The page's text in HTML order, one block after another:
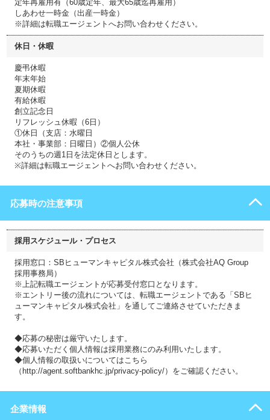
定年再雇用有（60歳定年、最大65歳迄再雇用）
しあわせ一時金（出産一時金）
※詳細は転職エージェントへお問い合わせください。
休日・休暇
慶弔休暇
年末年始
夏期休暇
有給休暇
創立記念日
リフレッシュ休暇（6日）
①休日（支店：水曜日
本社・事業部：日曜日）②個人公休
そのうちの週1日を法定休日とします。
※詳細は転職エージェントへお問い合わせください。
応募時の注意事項
採用スケジュール・プロセス
採用窓口：SBヒューマンキャピタル株式会社（株式会社AQ Group
採用事務局）
※上記転職エージェントが応募受付窓口となります。
※エントリー後の流れについては、転職エージェントである「SBヒ
ューマンキャピタル株式会社」を通してご連絡させていただきま
す。
◆応募の秘密は厳守いたします。
◆応募いただく個人情報は採用業務にのみ利用いたします。
◆個人情報の取扱いについてはこちら
（http://agent.softbankhc.jp/privacy-policy/）をご確認ください。
企業情報